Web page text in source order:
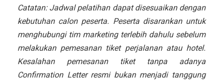
Catatan: Jadwal pelatihan dapat disesuaikan dengan
kebutuhan calon peserta. Peserta disarankan untuk
menghubungi tim marketing terlebih dahulu sebelum
melakukan pemesanan tiket perjalanan atau hotel.
Kesalahan pemesanan tiket tanpa adanya
Confirmation Letter resmi bukan menjadi tanggung